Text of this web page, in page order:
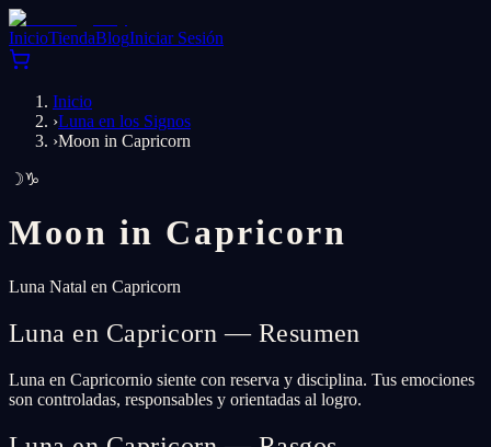
InicioTiendaBlogIniciar Sesión
Inicio
›Luna en los Signos
›Moon in Capricorn
☽♑
Moon in Capricorn
Luna Natal en Capricorn
Luna en Capricorn — Resumen
Luna en Capricornio siente con reserva y disciplina. Tus emociones
son controladas, responsables y orientadas al logro.